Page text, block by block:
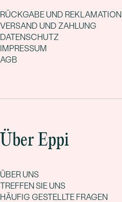
RÜCKGABE UND REKLAMATION
VERSAND UND ZAHLUNG
DATENSCHUTZ
IMPRESSUM
AGB
Über Eppi
ÜBER UNS
TREFFEN SIE UNS
HÄUFIG GESTELLTE FRAGEN